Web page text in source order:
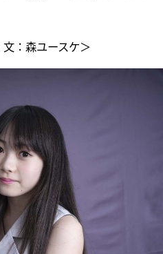
：森ユースケ＞